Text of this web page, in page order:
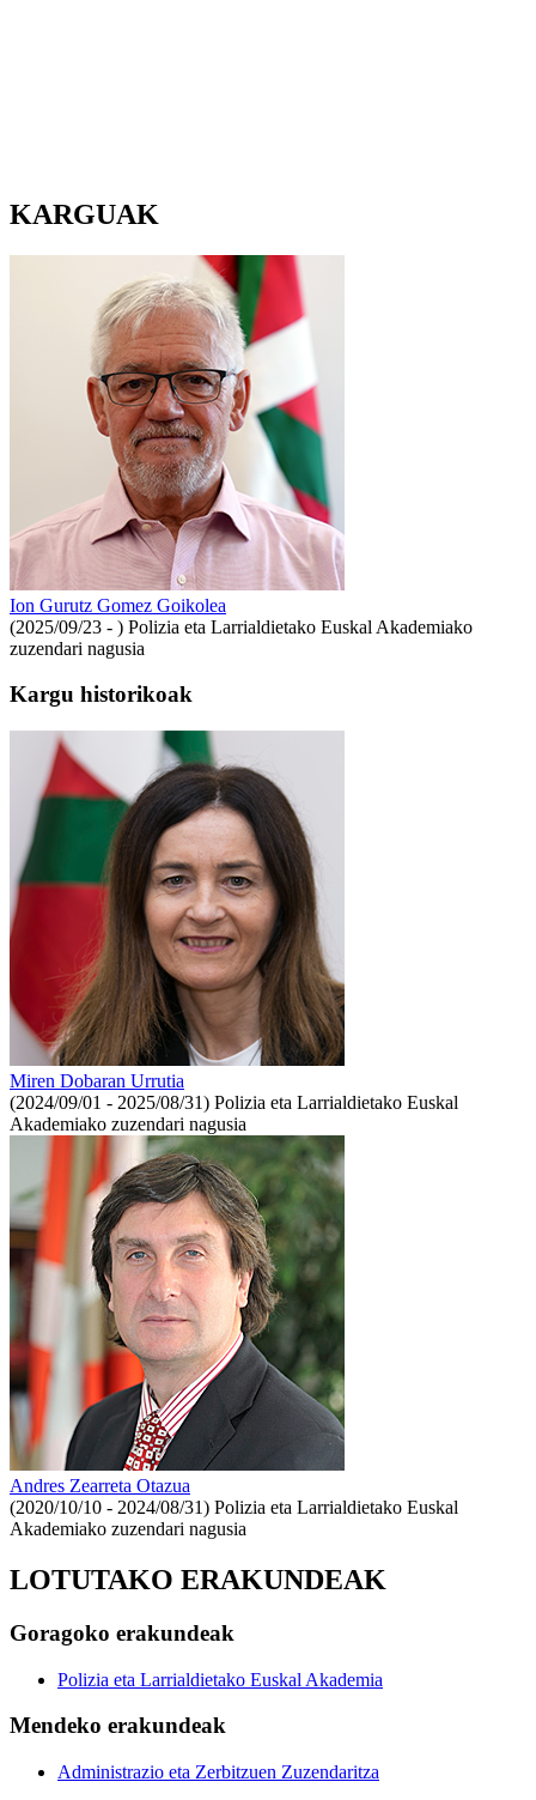
KARGUAK
Ion Gurutz Gomez Goikolea
(2025/09/23 - ) Polizia eta Larrialdietako Euskal Akademiako
zuzendari nagusia
Kargu historikoak
Miren Dobaran Urrutia
(2024/09/01 - 2025/08/31) Polizia eta Larrialdietako Euskal
Akademiako zuzendari nagusia
Andres Zearreta Otazua
(2020/10/10 - 2024/08/31) Polizia eta Larrialdietako Euskal
Akademiako zuzendari nagusia
LOTUTAKO ERAKUNDEAK
Goragoko erakundeak
Polizia eta Larrialdietako Euskal Akademia
Mendeko erakundeak
Administrazio eta Zerbitzuen Zuzendaritza